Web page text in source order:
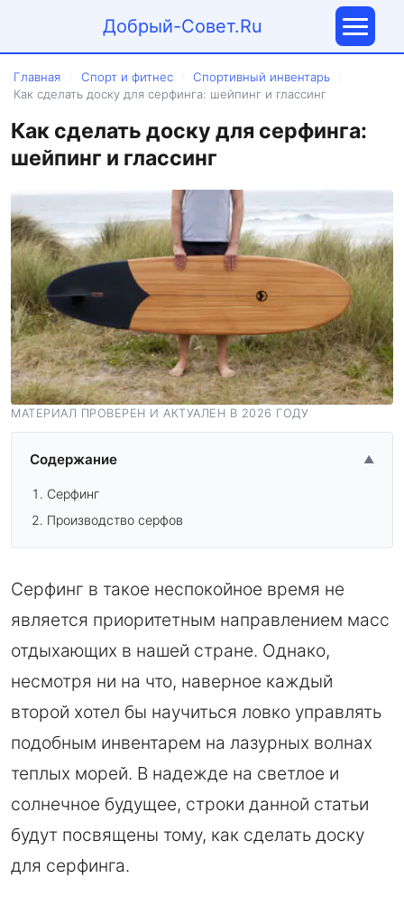
Добрый-Совет.Ru
Главная Спорт и фитнес Спортивный инвентарь
Как сделать доску для серфинга: шейпинг и глассинг
Как сделать доску для серфинга:
шейпинг и глассинг
МАТЕРИАЛ ПРОВЕРЕН И АКТУАЛЕН В 2026 ГОДУ
Содержание ▲
Серфинг
Производство серфов
Серфинг в такое неспокойное время не
является приоритетным направлением масс
отдыхающих в нашей стране. Однако,
несмотря ни на что, наверное каждый
второй хотел бы научиться ловко управлять
подобным инвентарем на лазурных волнах
теплых морей. В надежде на светлое и
солнечное будущее, строки данной статьи
будут посвящены тому, как сделать доску
для серфинга.